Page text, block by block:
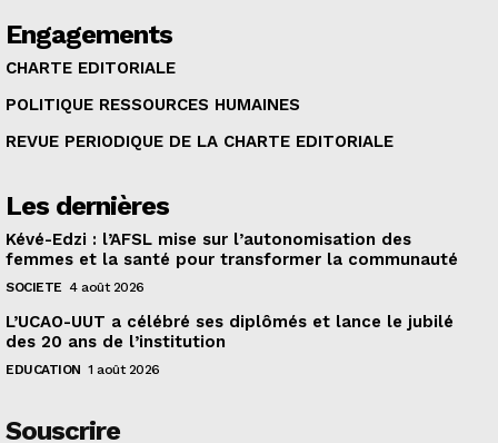
Engagements
CHARTE EDITORIALE
POLITIQUE RESSOURCES HUMAINES
REVUE PERIODIQUE DE LA CHARTE EDITORIALE
Les dernières
Kévé-Edzi : l’AFSL mise sur l’autonomisation des
femmes et la santé pour transformer la communauté
SOCIETE 4 août 2026
L’UCAO-UUT a célébré ses diplômés et lance le jubilé
des 20 ans de l’institution
EDUCATION 1 août 2026
Souscrire